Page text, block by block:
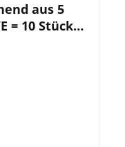
aus 5
= 10 Stück